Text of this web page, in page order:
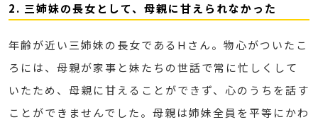
2. 三姉妹の長女として、母親に甘えられなかった
年齢が近い三姉妹の長女であるHさん。物心がついたこ
ろには、母親が家事と妹たちの世話で常に忙しくして
いたため、母親に甘えることができず、心のうちを話す
ことができませんでした。母親は姉妹全員を平等にかわ